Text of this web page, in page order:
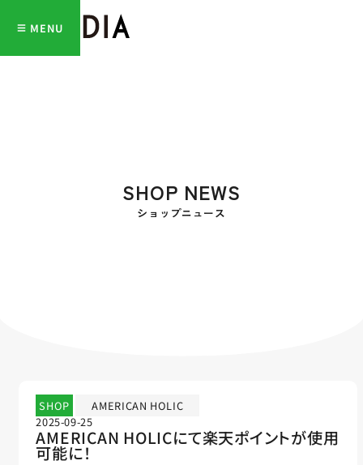
MENU
SHOP NEWS
ショップニュース
SHOP
AMERICAN HOLIC
2025-09-25
AMERICAN HOLICにて楽天ポイントが使用
可能に！